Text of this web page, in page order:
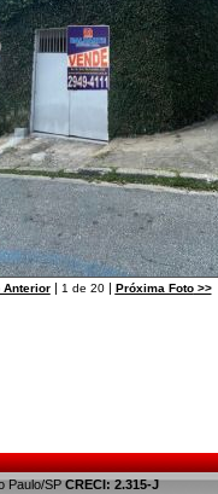
Anterior| 1 de 20| Próxima Foto>>
Paulo/SPCRECI: 2.315-J